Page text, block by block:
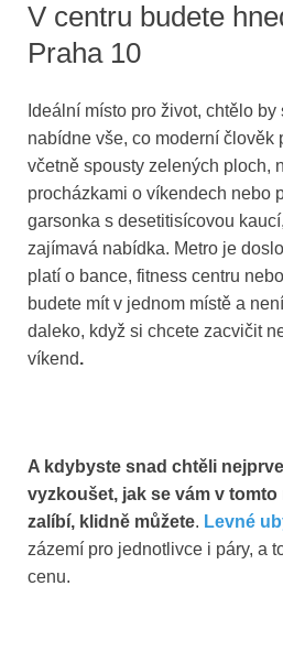
V centru budete
Praha 10
Ideální místo pro život, chtělo
nabídne vše, co moderní člověk
včetně spousty zelených ploch,
procházkami o víkendech nebo
garsonka s desetitisícovou
zajímavá nabídka. Metro je
platí o bance, fitness centru
budete mít v jednom místě a
daleko, když si chcete zacvičit
víkend.
A kdybyste snad chtěli
vyzkoušet, jak se vám v
zalíbí, klidně můžete. Levné
zázemí pro jednotlivce i páry, a
cenu.